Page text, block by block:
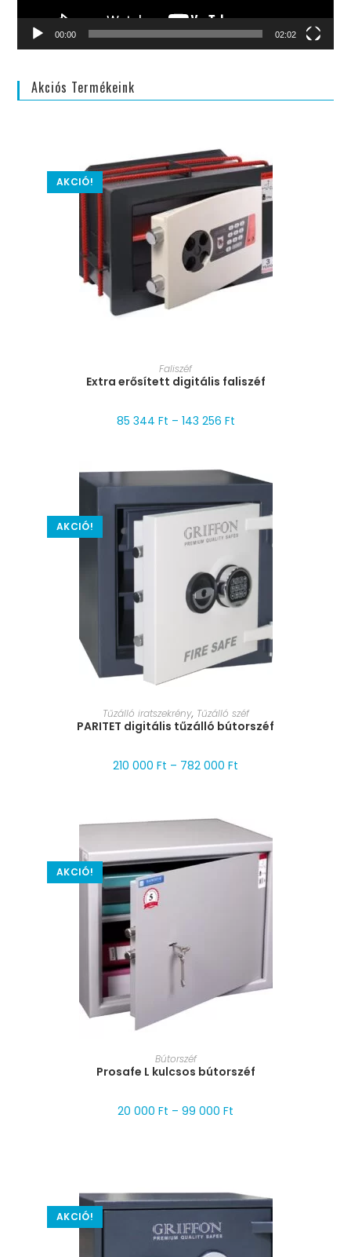
00:00 02:02
Akciós Termékeink
AKCIÓ!
MÉRET VÁLASZTÁSA
Faliszéf
Extra erősített digitális faliszéf
85 344 Ft – 143 256 Ft
AKCIÓ!
MÉRET VÁLASZTÁSA
Tűzálló iratszekrény, Tűzálló széf
PARITET digitális tűzálló bútorszéf
210 000 Ft – 782 000 Ft
AKCIÓ!
MÉRET VÁLASZTÁSA
Bútorszéf
Prosafe L kulcsos bútorszéf
20 000 Ft – 99 000 Ft
AKCIÓ!